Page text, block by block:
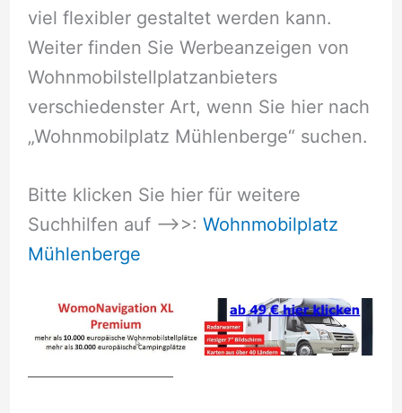
viel flexibler gestaltet werden kann.
Weiter finden Sie Werbeanzeigen von
Wohnmobilstellplatzanbieters
verschiedenster Art, wenn Sie hier nach
„Wohnmobilplatz Mühlenberge“ suchen.
Bitte klicken Sie hier für weitere
Suchhilfen auf –>>: Wohnmobilplatz
Mühlenberge